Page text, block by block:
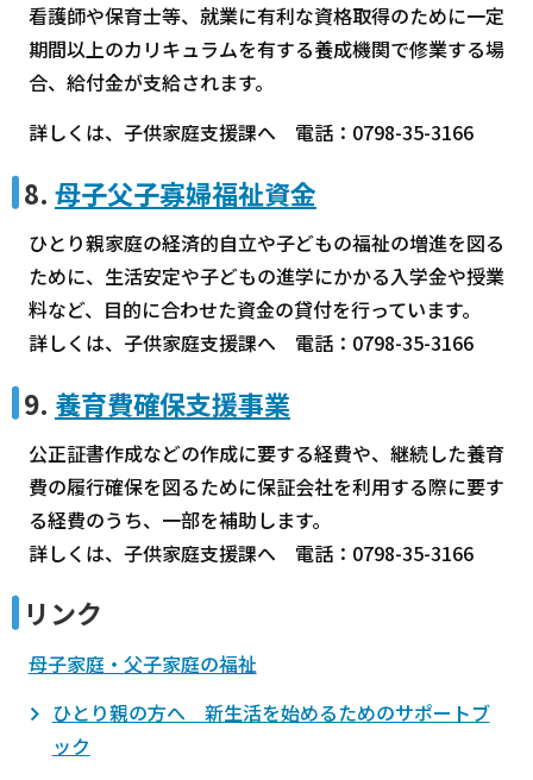
看護師や保育士等、就業に有利な資格取得のために一定
期間以上のカリキュラムを有する養成機関で修業する場
合、給付金が支給されます。
詳しくは、子供家庭支援課へ 電話：0798-35-3166
8. 母子父子寡婦福祉資金
ひとり親家庭の経済的自立や子どもの福祉の増進を図る
ために、生活安定や子どもの進学にかかる入学金や授業
料など、目的に合わせた資金の貸付を行っています。
詳しくは、子供家庭支援課へ 電話：0798-35-3166
9. 養育費確保支援事業
公正証書作成などの作成に要する経費や、継続した養育
費の履行確保を図るために保証会社を利用する際に要す
る経費のうち、一部を補助します。
詳しくは、子供家庭支援課へ 電話：0798-35-3166
リンク
母子家庭・父子家庭の福祉
ひとり親の方へ 新生活を始めるためのサポートブ
ック